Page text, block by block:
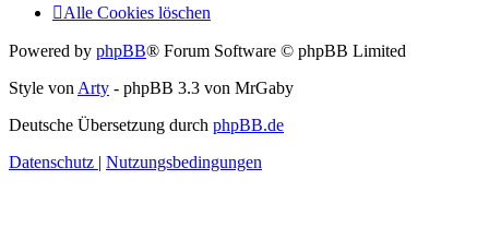
Alle Cookies löschen
Powered by phpBB® Forum Software © phpBB Limited
Style von Arty - phpBB 3.3 von MrGaby
Deutsche Übersetzung durch phpBB.de
Datenschutz | Nutzungsbedingungen